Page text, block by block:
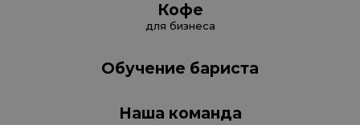
Кофе
для бизнеса
Обучение бариста
Наша команда